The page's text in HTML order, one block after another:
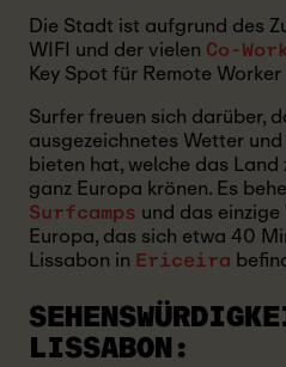
Die Stadt ist aufgrund des
WIFI und der vielen Co-
Key Spot für Remote
Surfer freuen sich darüber,
ausgezeichnetes Wetter
bieten hat, welche das Land
ganz Europa krönen. Es
Surfcamps und das
Europa, das sich etwa 40
Lissabon in Ericeira
LISSABON: